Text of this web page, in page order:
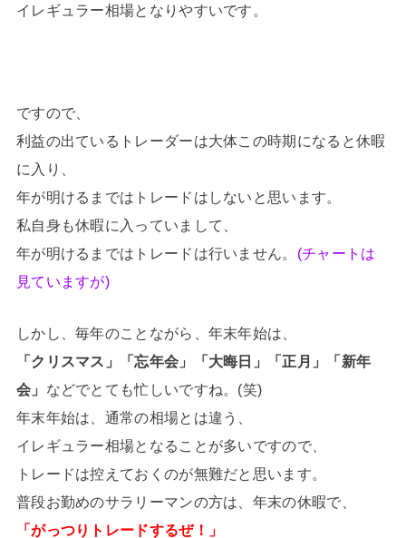
イレギュラー相場となりやすいです。
ですので、
利益の出ているトレーダーは大体この時期になると休暇
に入り、
年が明けるまではトレードはしないと思います。
私自身も休暇に入っていまして、
年が明けるまではトレードは行いません。 (チャートは
見ていますが)
しかし、毎年のことながら、年末年始は、
「クリスマス」「忘年会」「大晦日」「正月」「新年
会」 などでとても忙しいですね。(笑)
年末年始は、通常の相場とは違う、
イレギュラー相場となることが多いですので、
トレードは控えておくのが無難だと思います。
普段お勤めのサラリーマンの方は、年末の休暇で、
「がっつりトレードするぜ！」